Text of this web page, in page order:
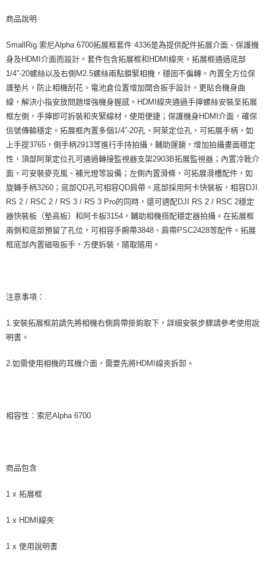
商品說明
SmallRig 索尼Alpha 6700拓展框套件 4336是為提供配件拓展介面、保護機
身及HDMI介面而設計。套件包含拓展框和HDMI線夾。拓展框通過底部
1/4”-20螺絲以及右側M2.5螺絲兩點鎖緊相機，穩固不偏轉。內置全方位保
護墊片，防止相機刮花。電池倉位置增加開合扳手設計，更貼合機身曲
線，解決小指安放問題增強機身握感。HDMI線夾通過手擰螺絲安裝至拓展
框左側，手擰即可拆裝和夾緊線材，使用便捷；保護機身HDMI介面，確保
信號傳輸穩定。拓展框內置多個1/4”-20孔、阿萊定位孔，可拓展手柄，如
上手提3765，側手柄2913等進行手持拍攝，輔助運鏡，增加拍攝畫面穩定
性，頂部阿萊定位孔可通過轉接監視器支架2903B拓展監視器；內置冷靴介
面，可安裝麥克風、補光燈等設備；左側內置滑條，可拓展滑槽配件，如
旋轉手柄3260；底部QD孔可相容QD肩帶。底部採用阿卡快裝板，相容DJI
RS 2 / RSC 2 / RS 3 / RS 3 Pro的同時，還可適配DJI RS 2 / RSC 2穩定
器快裝板（墊高板）和阿卡板3154，輔助相機搭配穩定器拍攝。在拓展框
兩側和底部預留了孔位，可相容手腕帶3848、肩帶PSC2428等配件。拓展
框底部內置磁吸扳手，方便拆裝，隨取隨用。
注意事項：
1.安裝拓展框前請先將相機右側肩帶掛鉤取下，詳細安裝步驟請參考使用說
明書。
2.如需使用相機的耳機介面，需要先將HDMI線夾拆卸。
相容性：索尼Alpha 6700
商品包含
1 x 拓展框
1 x HDMI線夾
1 x 使用說明書